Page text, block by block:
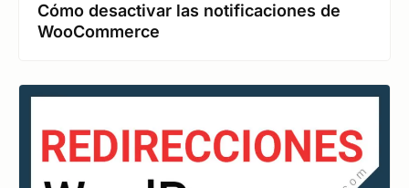
Cómo desactivar las notificaciones de
WooCommerce